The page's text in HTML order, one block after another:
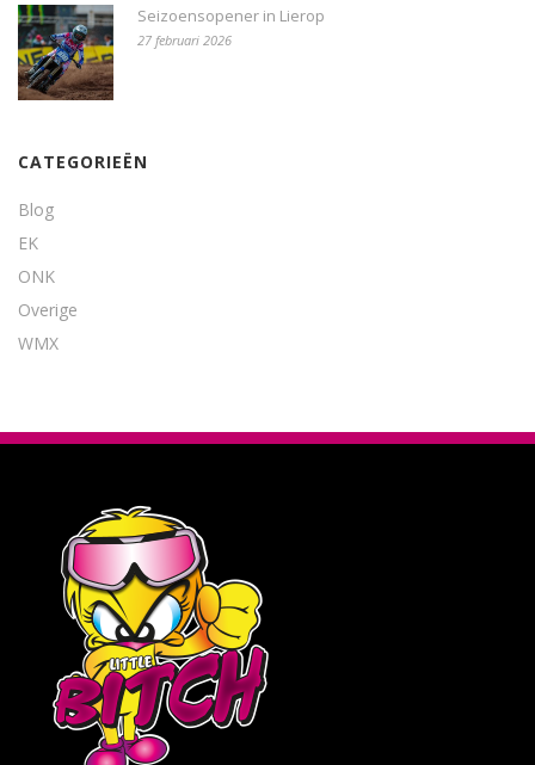
Seizoensopener in Lierop
27 februari 2026
CATEGORIEËN
Blog
EK
ONK
Overige
WMX